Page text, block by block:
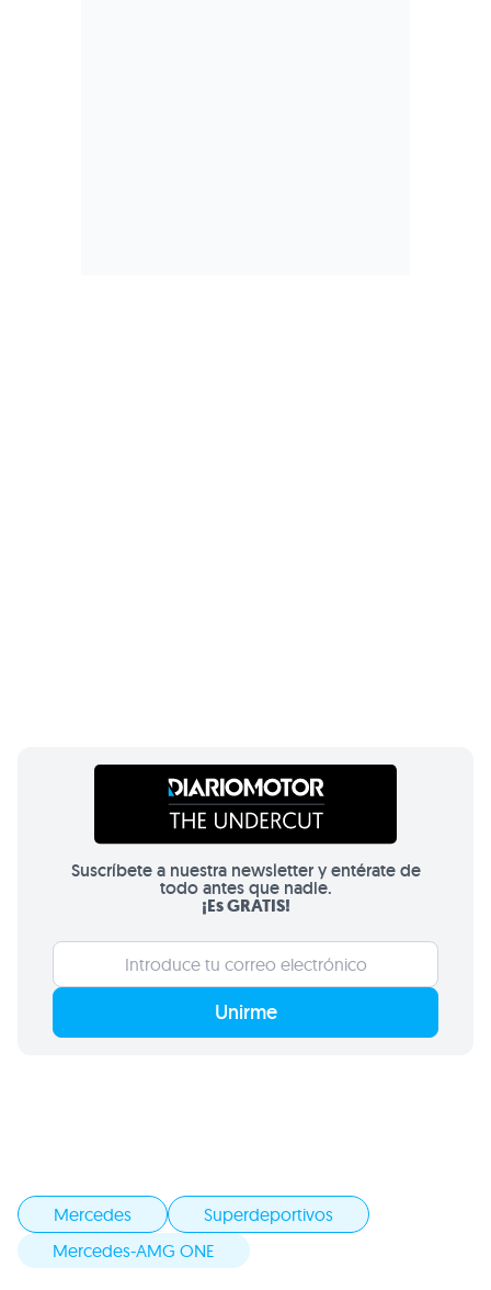
Suscríbete a nuestra newsletter y entérate de
todo antes que nadie.
¡Es GRATIS!
Unirme
Mercedes
Superdeportivos
Mercedes-AMG ONE